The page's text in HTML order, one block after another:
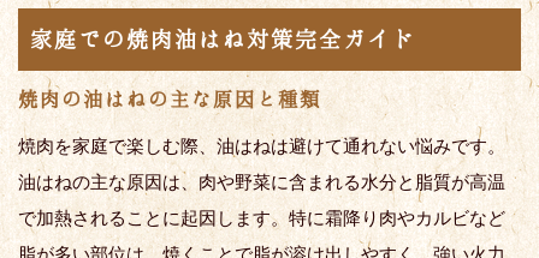
家庭での焼肉油はね対策完全ガイド
焼肉の油はねの主な原因と種類
焼肉を家庭で楽しむ際、油はねは避けて通れない悩みです。
油はねの主な原因は、肉や野菜に含まれる水分と脂質が高温
で加熱されることに起因します。特に霜降り肉やカルビなど
脂が多い部位は、焼くことで脂が溶け出しやすく、強い火力